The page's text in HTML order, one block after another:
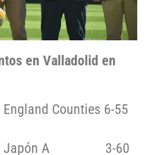
en Valladolid en
Counties 6-55
XV Japón A 3-60